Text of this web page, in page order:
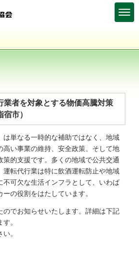
業者を対象とする物価高騰対策
市）
は単なる一時的な補助ではなく、地域
高い事業の維持、安全政策、そして地
策的支援です。多くの地域で公共交通
運転代行業は特に飲酒運転防止や地域
不可欠な生活インフラとして、いわば
の役割をはたしています。
のでお知らせいたします。詳細は下記
。
。